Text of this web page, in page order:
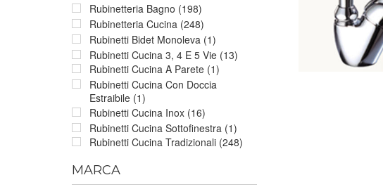
Rubinetteria Bagno (198)
Rubinetteria Cucina (248)
Rubinetti Bidet Monoleva (1)
Rubinetti Cucina 3, 4 E 5 Vie (13)
Rubinetti Cucina A Parete (1)
Rubinetti Cucina Con Doccia
Estraibile (1)
Rubinetti Cucina Inox (16)
Rubinetti Cucina Sottofinestra (1)
Rubinetti Cucina Tradizionali (248)
MARCA